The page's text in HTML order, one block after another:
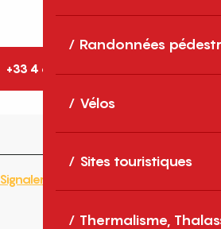
Randonnées
Vélos
Sites touristiques
Thermalisme,
+33 4 68 38 58
Signaler une erreur